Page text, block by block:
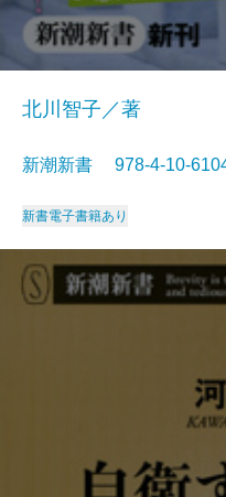
北川智子／著
新潮新書 978-4-10-
新書電子書籍あり